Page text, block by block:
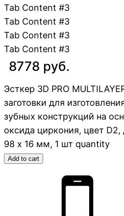
Tab Content #3
Tab Content #3
Tab Content #3
Tab Content #3
8778 руб.
Эсткер 3D PRO
заготовки для
зубных конструкций на
оксида циркония, цвет D2,
98 х 16 мм, 1 шт quantity
Add to cart